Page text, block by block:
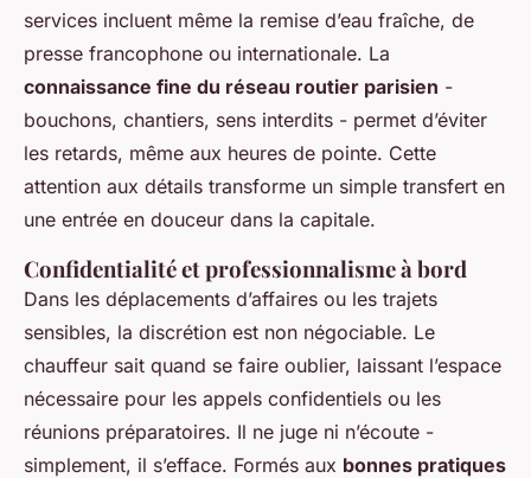
services incluent même la remise d’eau fraîche, de
presse francophone ou internationale. La
connaissance fine du réseau routier parisien -
bouchons, chantiers, sens interdits - permet d’éviter
les retards, même aux heures de pointe. Cette
attention aux détails transforme un simple transfert en
une entrée en douceur dans la capitale.
Confidentialité et professionnalisme à bord
Dans les déplacements d’affaires ou les trajets
sensibles, la discrétion est non négociable. Le
chauffeur sait quand se faire oublier, laissant l’espace
nécessaire pour les appels confidentiels ou les
réunions préparatoires. Il ne juge ni n’écoute -
simplement, il s’efface. Formés aux bonnes pratiques